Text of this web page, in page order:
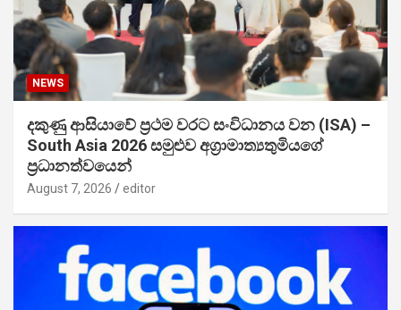
NEWS
දකුණු ආසියාවේ ප්‍රථම වරට සංවිධානය වන (ISA) –
South Asia 2026 සමුළුව අග්‍රාමාත්‍යතුමියගේ
ප්‍රධානත්වයෙන්
August 7, 2026 editor